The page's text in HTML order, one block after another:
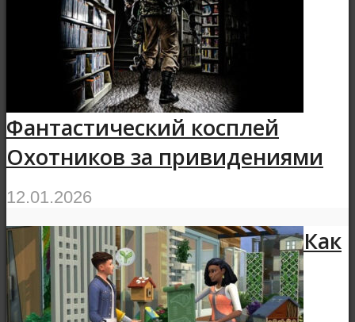
Фантастический косплей
Охотников за привидениями
12.01.2026
Как